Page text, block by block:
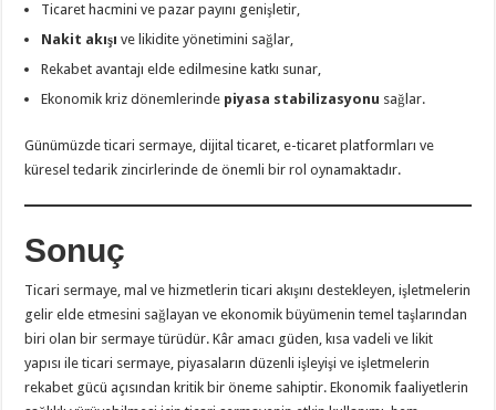
Ticaret hacmini ve pazar payını genişletir,
Nakit akışı ve likidite yönetimini sağlar,
Rekabet avantajı elde edilmesine katkı sunar,
Ekonomik kriz dönemlerinde piyasa stabilizasyonu sağlar.
Günümüzde ticari sermaye, dijital ticaret, e-ticaret platformları ve
küresel tedarik zincirlerinde de önemli bir rol oynamaktadır.
Sonuç
Ticari sermaye, mal ve hizmetlerin ticari akışını destekleyen, işletmelerin
gelir elde etmesini sağlayan ve ekonomik büyümenin temel taşlarından
biri olan bir sermaye türüdür. Kâr amacı güden, kısa vadeli ve likit
yapısı ile ticari sermaye, piyasaların düzenli işleyişi ve işletmelerin
rekabet gücü açısından kritik bir öneme sahiptir. Ekonomik faaliyetlerin